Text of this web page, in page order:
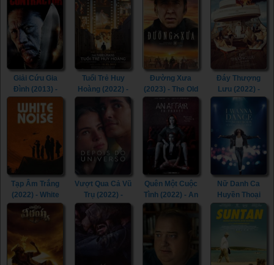
of the Condor
Heroes (2014)
Condor Heroes
(1995)
(2020)
Giải Cứu Gia
Đình (2013) -
(2013)
Tuổi Trẻ Huy
Hoàng (2022) -
The Fabelmans
(2022)
Đường Xưa
(2023) - The Old
Way (2023)
Đáy Thượng
Lưu (2022) -
Triangle of
Sadness (2022)
Tạp Âm Trắng
(2022) - White
Noise (2022)
Vượt Qua Cả Vũ
Trụ (2022) -
Beyond the
Universe (2022)
Quên Một Cuộc
Tình (2022) - An
Affair to Forget
Nữ Danh Ca
Huyền Thoại
(2022) - Whitney
Houston: I
with Somebody
(2022)